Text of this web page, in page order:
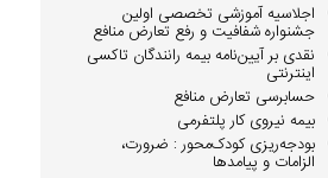
اجلاسیه آموزشی تخصصی اولین
جشنواره شفافیت و رفع تعارض منافع
نقدی بر آیین‌نامه بیمه رانندگان تاکسی
اینترنتی
حسابرسی تعارض منافع
بیمه نیروی کار پلتفرمی
بودجه‌ریزی کودک‌محور : ضرورت،
الزامات و پیامدها